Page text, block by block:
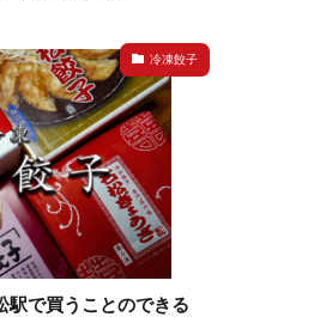
冷凍餃子
駅で買うことのできる